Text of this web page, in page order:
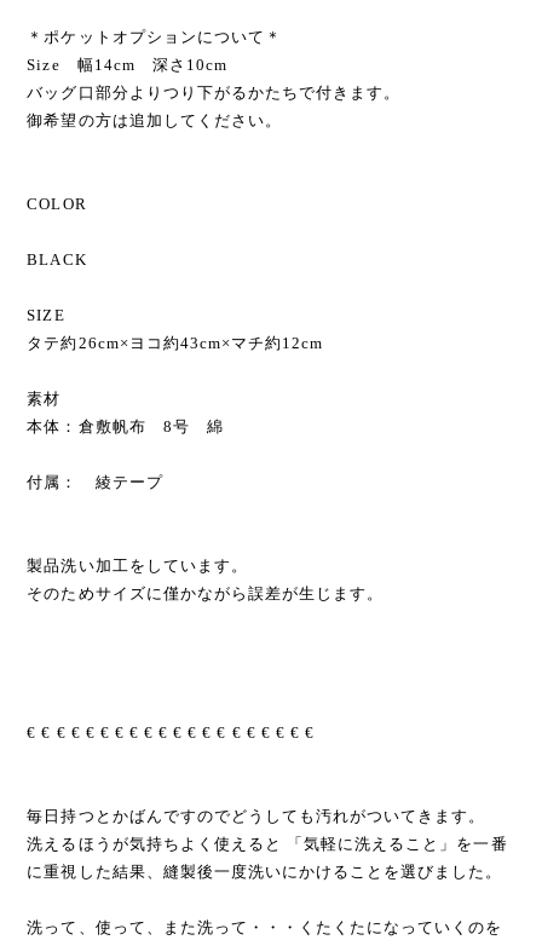
＊ポケットオプションについて＊
Size 幅14cm 深さ10cm
バッグ口部分よりつり下がるかたちで付きます。
御希望の方は追加してください。
COLOR
BLACK
SIZE
タテ約26cm×ヨコ約43cm×マチ約12cm
素材
本体：倉敷帆布 8号 綿
付属： 綾テープ
製品洗い加工をしています。
そのためサイズに僅かながら誤差が生じます。
€ € € € € € € € € € € € € € € € € € € €
毎日持つとかばんですのでどうしても汚れがついてきます。
洗えるほうが気持ちよく使えると 「気軽に洗えること」を一番
に重視した結果、縫製後一度洗いにかけることを選びました。
洗って、使って、また洗って・・・くたくたになっていくのを